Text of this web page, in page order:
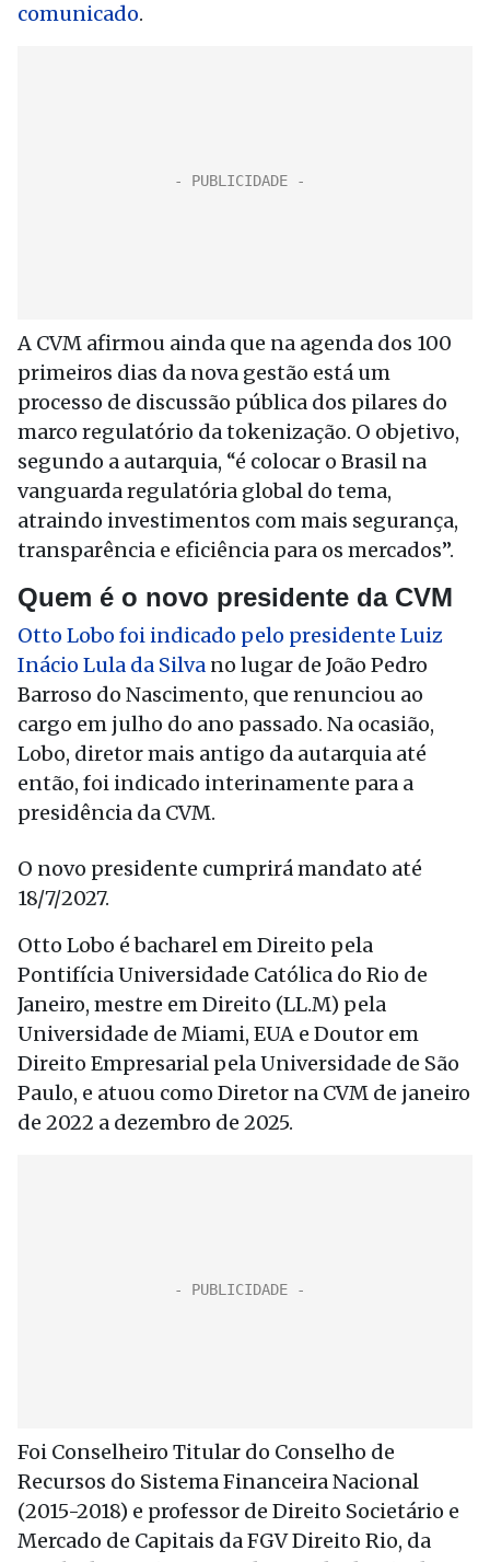
comunicado.
A CVM afirmou ainda que na agenda dos 100
primeiros dias da nova gestão está um
processo de discussão pública dos pilares do
marco regulatório da tokenização. O objetivo,
segundo a autarquia, “é colocar o Brasil na
vanguarda regulatória global do tema,
atraindo investimentos com mais segurança,
transparência e eficiência para os mercados”.
Quem é o novo presidente da CVM
Otto Lobo foi indicado pelo presidente Luiz
Inácio Lula da Silva no lugar de João Pedro
Barroso do Nascimento, que renunciou ao
cargo em julho do ano passado. Na ocasião,
Lobo, diretor mais antigo da autarquia até
então, foi indicado interinamente para a
presidência da CVM.
O novo presidente cumprirá mandato até
18/7/2027.
Otto Lobo é bacharel em Direito pela
Pontifícia Universidade Católica do Rio de
Janeiro, mestre em Direito (LL.M) pela
Universidade de Miami, EUA e Doutor em
Direito Empresarial pela Universidade de São
Paulo, e atuou como Diretor na CVM de janeiro
de 2022 a dezembro de 2025.
Foi Conselheiro Titular do Conselho de
Recursos do Sistema Financeira Nacional
(2015-2018) e professor de Direito Societário e
Mercado de Capitais da FGV Direito Rio, da